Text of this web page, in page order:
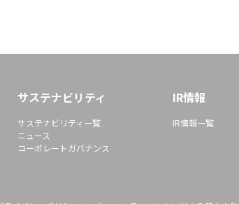
サステナビリティ
サステナビリティ一覧
ニュース
コーポレートガバナンス
IR情報
IR情報一覧